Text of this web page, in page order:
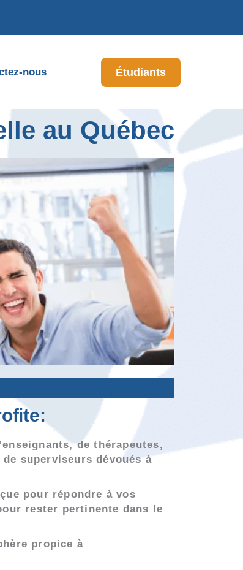
Étudiants
nous
au Québec
de thérapeutes,
superviseurs dévoués à
pour répondre à vos
rester pertinente dans le
propice à